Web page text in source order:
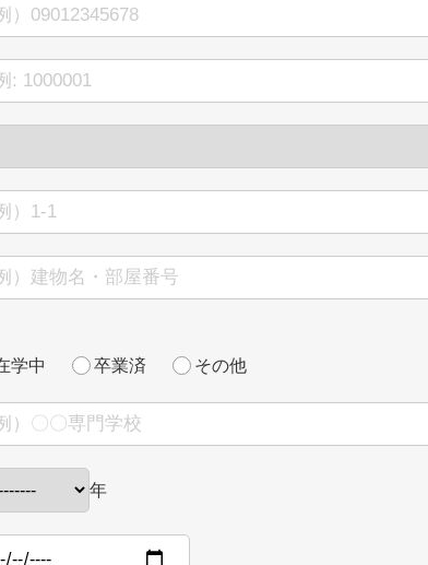
学中 卒業済 その他
年